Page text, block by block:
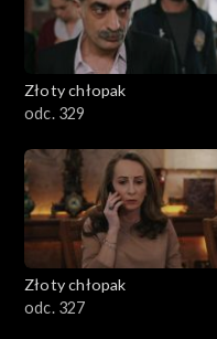
Złoty chłopak
odc. 329
Złoty chłopak
odc. 327